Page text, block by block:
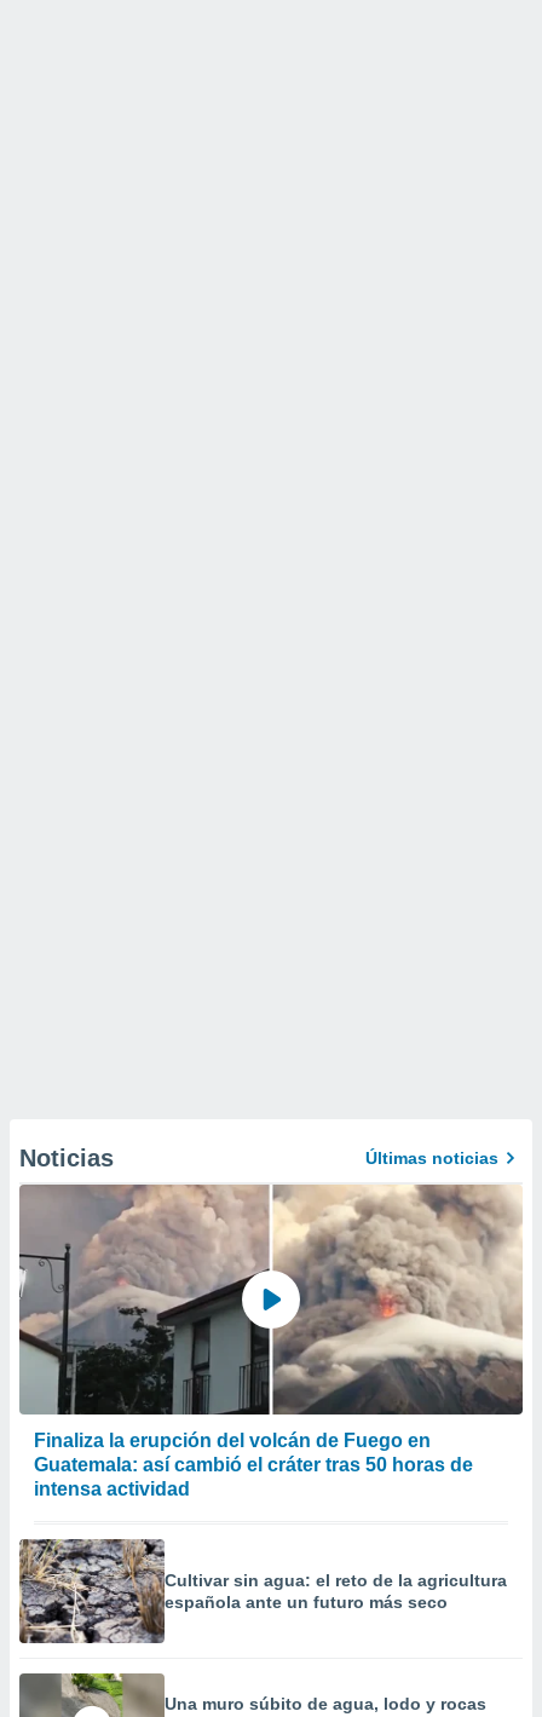
Noticias Últimas noticias
Finaliza la erupción del volcán de Fuego en
Guatemala: así cambió el cráter tras 50 horas de
intensa actividad
Cultivar sin agua: el reto de la agricultura
española ante un futuro más seco
Una muro súbito de agua, lodo y rocas